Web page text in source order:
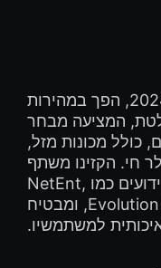
קזינו אינסטנט, שהוקם ב-2024, הפך במהירות
המציעה מבחר
3,000 משחקים, כולל מכונות מזל,
חי. הקזינו משתף
פעולה עם ספקי תוכנה ידועים כמו NetEnt,
Microgaming ו-Evolution Gaming, ומבטיח
למשתמשיו.